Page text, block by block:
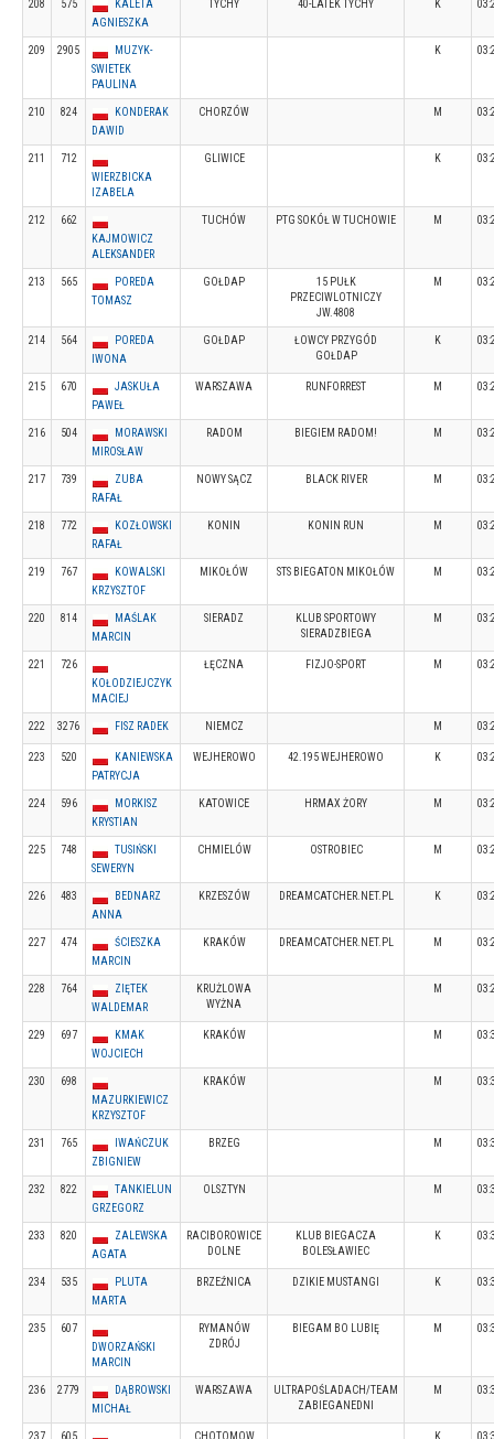
208 575
KALETA
AGNIESZKA
TYCHY 40-LATEK TYCHY K
209 2905
MUZYK-
SWIETEK
PAULINA
K
210 824
KONDERAK
DAWID
CHORZÓW M
211
712
WIERZBICKA
IZABELA
GLIWICE K
212
662
KAJMOWICZ
ALEKSANDER
TUCHÓW PTG SOKÓŁ W TUCHOWIE M
213 565
POREDA
TOMASZ
GOŁDAP
15 PUŁK
PRZECIWLOTNICZY
JW.4808
M
214 564
POREDA
IWONA
GOŁDAP
ŁOWCY PRZYGÓD
GOŁDAP
K
215 670
JASKUŁA
PAWEŁ
WARSZAWA RUNFORREST M
216 504
MORAWSKI
MIROSŁAW
RADOM BIEGIEM RADOM! M
217 739
ZUBA
RAFAŁ
NOWY SĄCZ BLACK RIVER M
218 772
KOZŁOWSKI
RAFAŁ
KONIN KONIN RUN M
219 767
KOWALSKI
KRZYSZTOF
MIKOŁÓW STS BIEGATON MIKOŁÓW M
220 814
MAŚLAK
MARCIN
SIERADZ
KLUB SPORTOWY
SIERADZBIEGA
M
221
726
KOŁODZIEJCZYK
MACIEJ
ŁĘCZNA FIZJO-SPORT M
222 3276 FISZ RADEK NIEMCZ M
223 520
KANIEWSKA
PATRYCJA
WEJHEROWO 42.195 WEJHEROWO K
224 596
MORKISZ
KRYSTIAN
KATOWICE HRMAX ŻORY M
225 748
TUSIŃSKI
SEWERYN
CHMIELÓW OSTROBIEC M
226 483
BEDNARZ
ANNA
KRZESZÓW DREAMCATCHER.NET.PL K
227 474
ŚCIESZKA
MARCIN
KRAKÓW DREAMCATCHER.NET.PL M
228 764
ZIĘTEK
WALDEMAR
KRUŻLOWA
WYŻNA
M
229 697
KMAK
WOJCIECH
KRAKÓW M
230
698
MAZURKIEWICZ
KRZYSZTOF
KRAKÓW M
231 765
IWAŃCZUK
ZBIGNIEW
BRZEG M
232 822
TANKIELUN
GRZEGORZ
OLSZTYN M
233 820
ZALEWSKA
AGATA
RACIBOROWICE
DOLNE
KLUB BIEGACZA
BOLESŁAWIEC
K
234 535
PLUTA
MARTA
BRZEŹNICA DZIKIE MUSTANGI K
235
607
DWORZAŃSKI
MARCIN
RYMANÓW
ZDRÓJ
BIEGAM BO LUBIĘ M
236 2779
DĄBROWSKI
MICHAŁ
WARSZAWA
ULTRAPOŚLADACH/TEAM
ZABIEGANEDNI
M
237 605 CHOTOMOW K